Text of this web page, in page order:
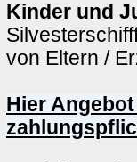
Kinder und
von Eltern /
Hier